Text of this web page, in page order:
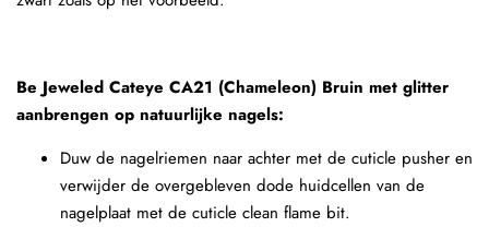
Be Jeweled Cateye CA21 (Chameleon) Bruin met glitter
aanbrengen op natuurlijke nagels:
Duw de nagelriemen naar achter met de cuticle pusher en
verwijder de overgebleven dode huidcellen van de
nagelplaat met de cuticle clean flame bit.